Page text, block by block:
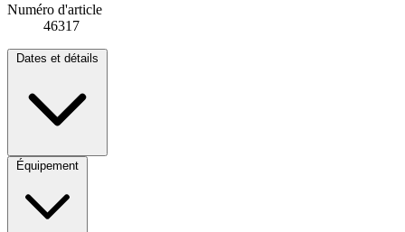
Numéro d'article
46317
Dates et détails
Équipement